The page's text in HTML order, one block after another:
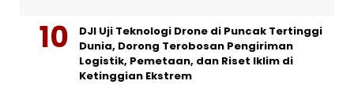
DJI Uji Teknologi Drone di Puncak Tertinggi
Dunia, Dorong Terobosan Pengiriman
Logistik, Pemetaan, dan Riset Iklim di
Ketinggian Ekstrem